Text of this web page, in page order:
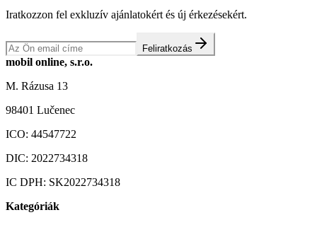
Iratkozzon fel exkluzív ajánlatokért és új érkezésekért.
Feliratkozás
mobil online, s.r.o.
M. Rázusa 13
98401 Lučenec
ICO: 44547722
DIC: 2022734318
IC DPH: SK2022734318
Kategóriák